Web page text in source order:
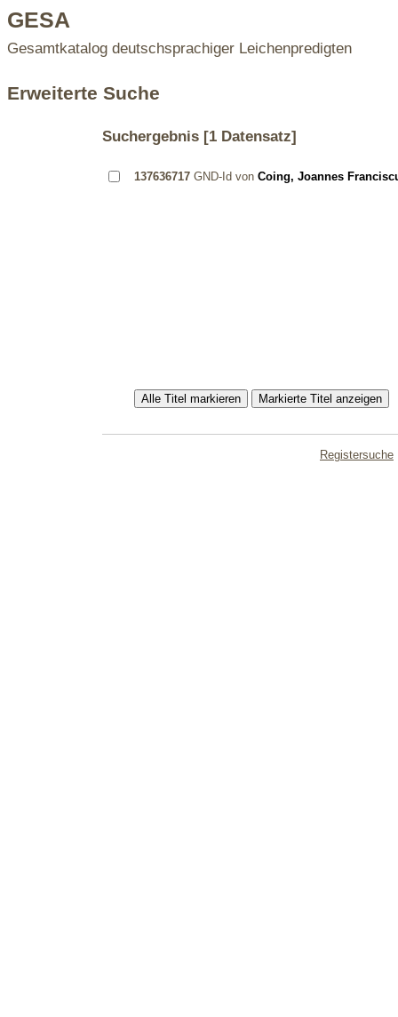
GESA
Gesamtkatalog deutschsprachiger Leichenpredigten
Erweiterte Suche
Suchergebnis[1 Datensatz]
137636717GND-Id von Coing, Joannes
Registersuche